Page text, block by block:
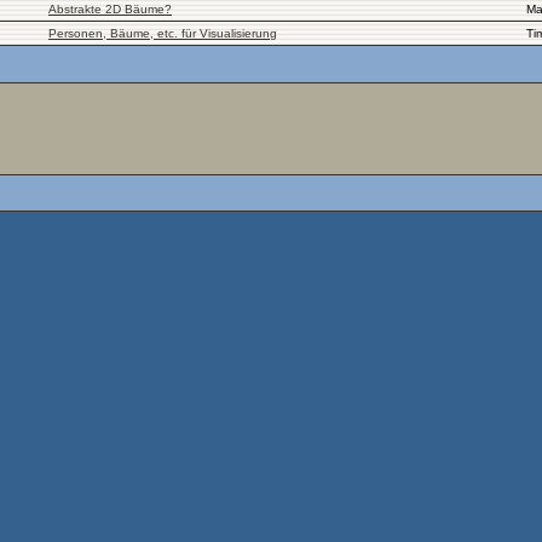
Abstrakte 2D Bäume?
Personen, Bäume, etc. für Visualisierung